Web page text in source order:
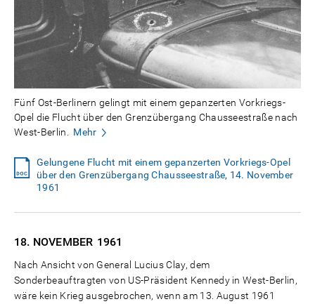
Fünf Ost-Berlinern gelingt mit einem gepanzerten Vorkriegs-
Opel die Flucht über den Grenzübergang Chausseestraße nach
West-Berlin.
Mehr
Gelungene Flucht mit einem gepanzerten Vorkriegs-Opel
über den Grenzübergang Chausseestraße, 14. November
1961
18. NOVEMBER 1961
Nach Ansicht von General Lucius Clay, dem
Sonderbeauftragten von US-Präsident Kennedy in West-Berlin,
wäre kein Krieg ausgebrochen, wenn am 13. August 1961